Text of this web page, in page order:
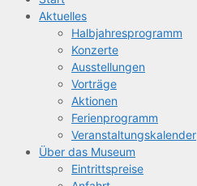
Aktu­el­les
Halb­jah­res­pro­gramm
Kon­zer­te
Aus­stel­lun­gen
Vor­trä­ge
Aktio­nen
Feri­en­pro­gramm
Ver­an­stal­tungs­ka­len­der
Über das Museum
Ein­tritts­prei­se